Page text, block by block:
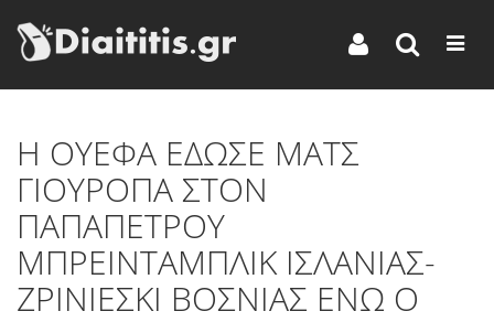
Η ΟΥΕΦΑ ΕΔΩΣΕ ΜΑΤΣ
ΓΙΟΥΡΟΠΑ ΣΤΟΝ
ΠΑΠΑΠΕΤΡΟΥ
ΜΠΡΕΙΝΤΑΜΠΛΙΚ ΙΣΛΑΝΙΑΣ-
ΖΡΙΝΙΕΣΚΙ ΒΟΣΝΙΑΣ ΕΝΩ Ο